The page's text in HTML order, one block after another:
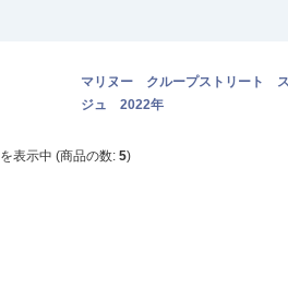
マリヌー クループストリート
ジュ 2022年
を表示中 (商品の数: 5)